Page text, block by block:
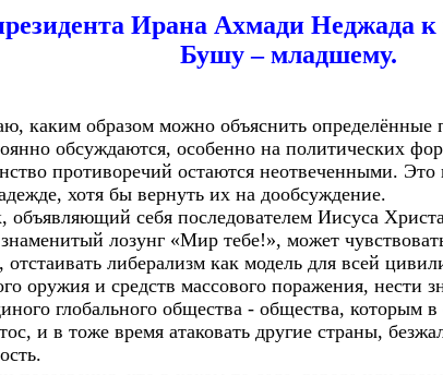
Ирана Ахмади Неджада
Бушу – младшему.
каким образом можно объяснить определённые
обсуждаются, особенно на политических
противоречий остаются неотвеченными. Это
хотя бы вернуть их на дообсуждение.
объявляющий себя последователем Иисуса
лозунг «Мир тебе!», может
отстаивать либерализм как модель для всей
оружия и средств массового поражения, нести
глобального общества - общества, которым
и в тоже время атаковать другие страны,